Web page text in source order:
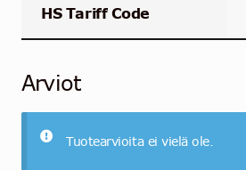
HS Tariff Code
Arviot
Tuotearvioita ei vielä ole.